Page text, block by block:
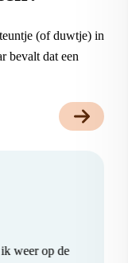
(of duwtje) in
bevalt dat een
weer op de